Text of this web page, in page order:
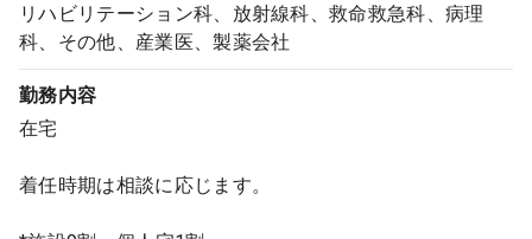
リハビリテーション科、放射線科、救命救急科、病理
科、その他、産業医、製薬会社
勤務内容
在宅
着任時期は相談に応じます。